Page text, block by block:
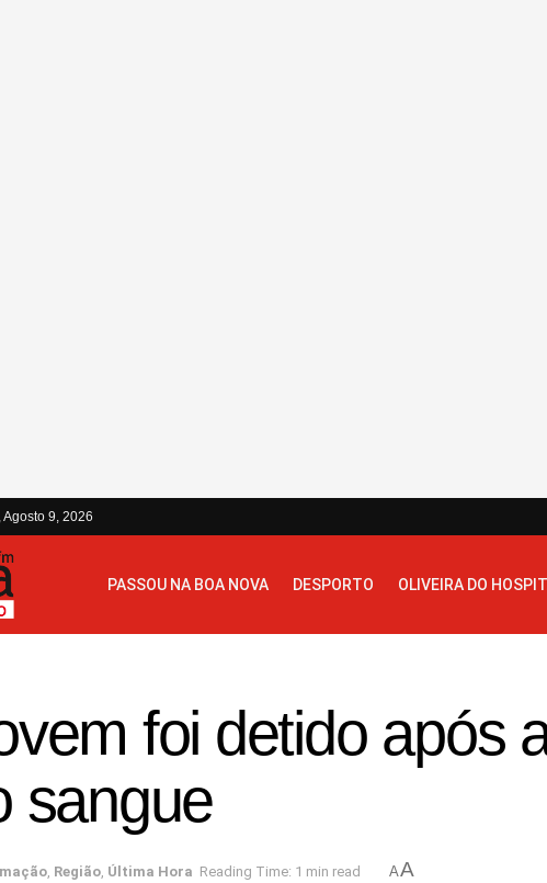
Agosto 9, 2026
PASSOU NA BOA NOVA DESPORTO OLIVEIRA DO
foi detido após
sangue
, Região, Última Hora Reading Time: 1 min read AA